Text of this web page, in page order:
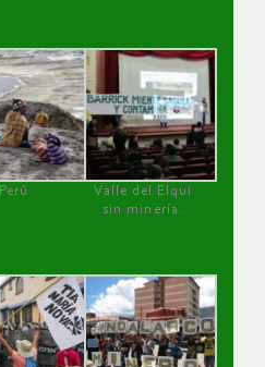
Perú
Valle del Elqui
sin minería.